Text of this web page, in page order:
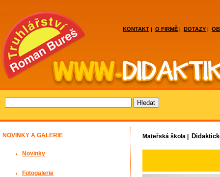
KONTAKT | O FIRMĚ | DOTAZY |
Mateřská škola |
NOVINKY A GALERIE
Novinky
Fotogalerie